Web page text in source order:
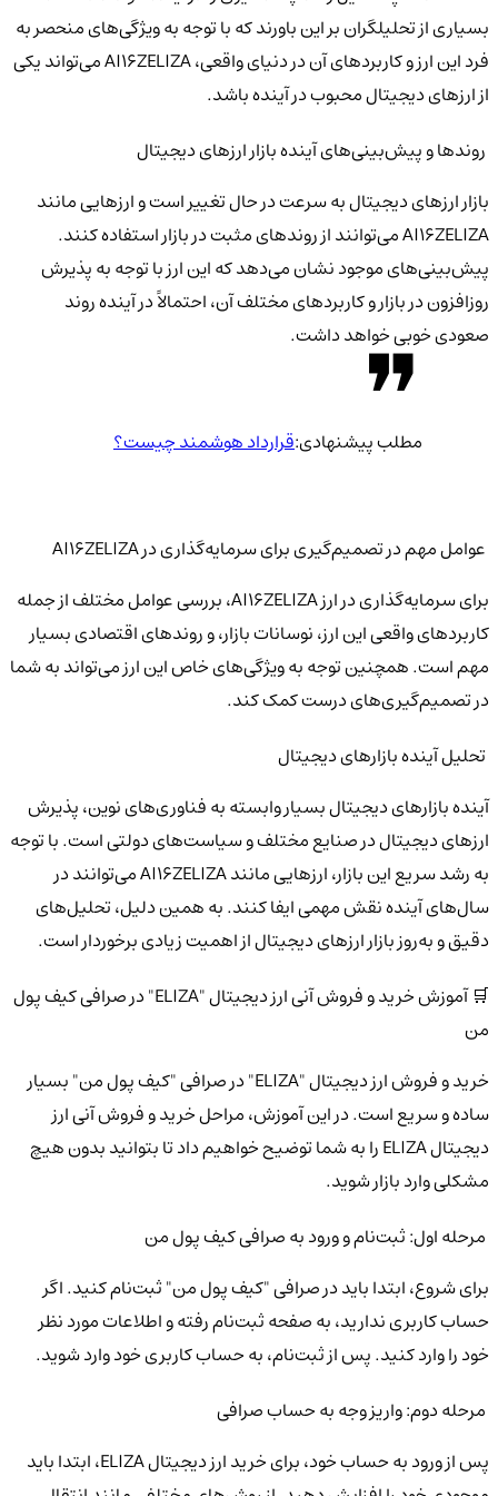
بسیاری از تحلیلگران بر این باورند که با توجه به ویژگی‌های منحصر به
فرد این ارز و کاربردهای آن در دنیای واقعی، AI16ZELIZA می‌تواند یکی
از ارزهای دیجیتال محبوب در آینده باشد.
روندها و پیش‌بینی‌های آینده بازار ارزهای دیجیتال
بازار ارزهای دیجیتال به سرعت در حال تغییر است و ارزهایی مانند
AI16ZELIZA می‌توانند از روندهای مثبت در بازار استفاده کنند.
پیش‌بینی‌های موجود نشان می‌دهد که این ارز با توجه به پذیرش
روزافزون در بازار و کاربردهای مختلف آن، احتمالاً در آینده روند
صعودی خوبی خواهد داشت.
مطلب پیشنهادی:قرارداد هوشمند چیست؟
عوامل مهم در تصمیم‌گیری برای سرمایه‌گذاری در AI16ZELIZA
برای سرمایه‌گذاری در ارز AI16ZELIZA، بررسی عوامل مختلف از جمله
کاربردهای واقعی این ارز، نوسانات بازار، و روندهای اقتصادی بسیار
مهم است. همچنین توجه به ویژگی‌های خاص این ارز می‌تواند به شما
در تصمیم‌گیری‌های درست کمک کند.
تحلیل آینده بازارهای دیجیتال
آینده بازارهای دیجیتال بسیار وابسته به فناوری‌های نوین، پذیرش
ارزهای دیجیتال در صنایع مختلف و سیاست‌های دولتی است. با توجه
به رشد سریع این بازار، ارزهایی مانند AI16ZELIZA می‌توانند در
سال‌های آینده نقش مهمی ایفا کنند. به همین دلیل، تحلیل‌های
دقیق و به‌روز بازار ارزهای دیجیتال از اهمیت زیادی برخوردار است.
🛒 آموزش خرید و فروش آنی ارز دیجیتال "ELIZA" در صرافی کیف پول
من
خرید و فروش ارز دیجیتال "ELIZA" در صرافی "کیف پول من" بسیار
ساده و سریع است. در این آموزش، مراحل خرید و فروش آنی ارز
دیجیتال ELIZA را به شما توضیح خواهیم داد تا بتوانید بدون هیچ
مشکلی وارد بازار شوید.
مرحله اول: ثبت‌نام و ورود به صرافی کیف پول من
برای شروع، ابتدا باید در صرافی "کیف پول من" ثبت‌نام کنید. اگر
حساب کاربری ندارید، به صفحه ثبت‌نام رفته و اطلاعات مورد نظر
خود را وارد کنید. پس از ثبت‌نام، به حساب کاربری خود وارد شوید.
مرحله دوم: واریز وجه به حساب صرافی
پس از ورود به حساب خود، برای خرید ارز دیجیتال ELIZA، ابتدا باید